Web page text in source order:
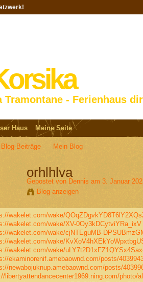
Tramontane - Ferienhaus
Haus Meine Seite
Beiträge Mein Blog
orhlhlva
Gepostet von Dennis am 3. Januar
Blog anzeigen
wakelet.com/wake/
wakelet.com/wake/XV-0Oy3kDCytviYRa_ixV
wakelet.com/wake/cjNTEguMB-
wakelet.com/wake/
wakelet.com/wake/
ekaminorenif.amebaownd.com/posts/
newabojuknup.amebaownd.com/posts/
libertyattendancecenter1969.ning.com/photo/